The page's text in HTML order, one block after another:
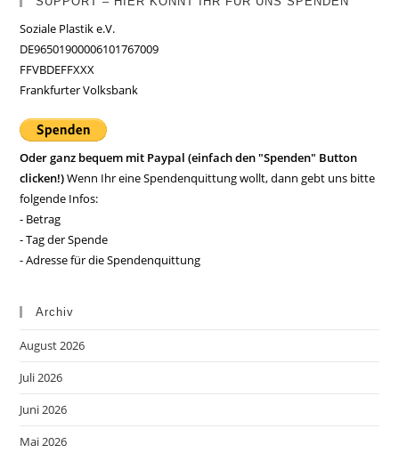
Soziale Plastik e.V.
DE96501900006101767009
FFVBDEFFXXX
Frankfurter Volksbank
Oder ganz bequem mit Paypal (einfach den "Spenden" Button
clicken!)Wenn Ihr eine Spendenquittung wollt, dann gebt uns bitte
folgende Infos:
- Betrag
- Tag der Spende
- Adresse für die Spendenquittung
Archiv
August 2026
Juli 2026
Juni 2026
Mai 2026